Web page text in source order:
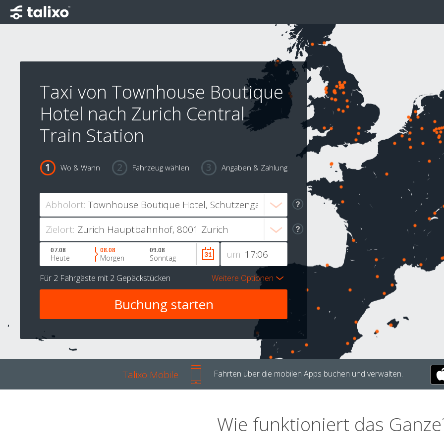
Taxi von Townhouse Boutique
Hotel nach Zurich Central
Train Station
Wo & Wann Fahrzeug wählen Angaben & Zahlung
Abholort:
Zielort:
um
07.08
Heute
08.08
Morgen
09.08
Sonntag
Für 2 Fahrgäste mit 2 Gepäckstücken Weitere Optionen
Talixo Mobile Fahrten über die mobilen Apps buchen und verwalten.
Wie funktioniert das